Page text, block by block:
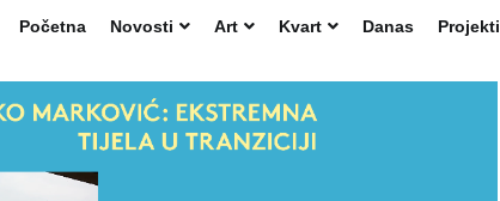
Početna
Novosti Art Kvart Danas Projekti